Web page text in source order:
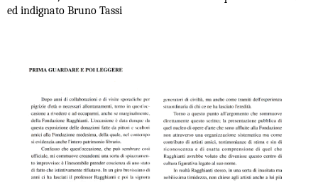
ed indignato Bruno Tassi